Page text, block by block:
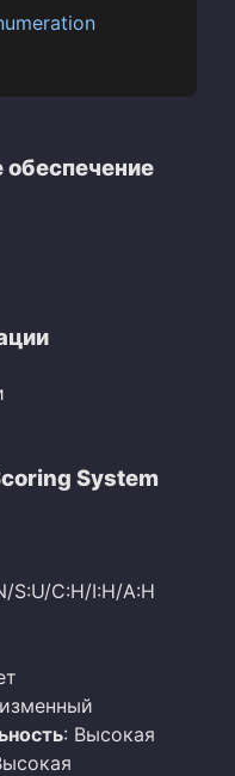
System
S:U/C:H/I:H/A:H
: Высокая